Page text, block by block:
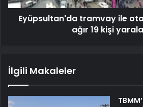
Eyüpsultan'da tramvay ile
ağır 19 kişi
İlgili Makaleler